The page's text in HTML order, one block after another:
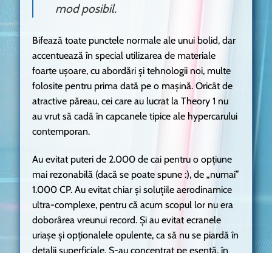
mod posibil.
Bifează toate punctele normale ale unui bolid, dar
accentuează în special utilizarea de materiale
foarte ușoare, cu abordări și tehnologii noi, multe
folosite pentru prima dată pe o mașină. Oricât de
atractive păreau, cei care au lucrat la Theory 1 nu
au vrut să cadă în capcanele tipice ale hypercarului
contemporan.
Au evitat puteri de 2.000 de cai pentru o opțiune
mai rezonabilă (dacă se poate spune :), de „numai”
1.000 CP. Au evitat chiar și soluțiile aerodinamice
ultra-complexe, pentru că acum scopul lor nu era
doborârea vreunui record. Și au evitat ecranele
uriașe și opționalele opulente, ca să nu se piardă în
detalii superficiale. S-au concentrat pe esență, în